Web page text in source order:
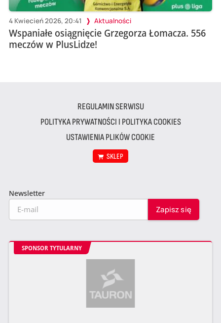
4 Kwiecień 2026, 20:41 Aktualności
Wspaniałe osiągnięcie Grzegorza Łomacza. 556
meczów w PlusLidze!
REGULAMIN SERWISU
POLITYKA PRYWATNOŚCI I POLITYKA COOKIES
USTAWIENIA PLIKÓW COOKIE
SKLEP
Newsletter
SPONSOR TYTULARNY